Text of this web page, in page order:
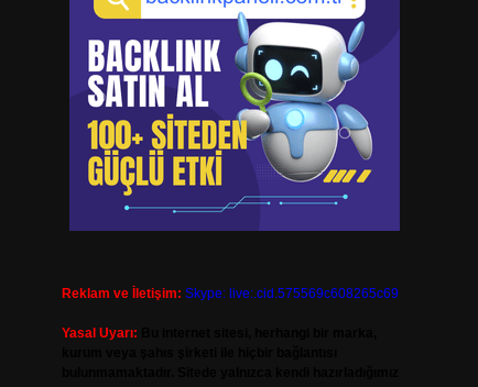
Reklam ve İletişim: Skype: live:.cid.575569c608265c69
Yasal Uyarı: